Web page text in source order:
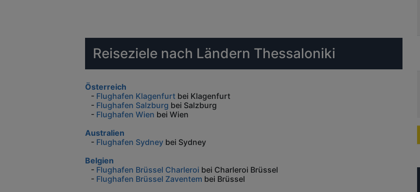
Reiseziele nach Ländern Thessaloniki
Österreich
- Flughafen Klagenfurt bei Klagenfurt
- Flughafen Salzburg bei Salzburg
- Flughafen Wien bei Wien
Australien
- Flughafen Sydney bei Sydney
Belgien
- Flughafen Brüssel Charleroi bei Charleroi Brüssel
- Flughafen Brüssel Zaventem bei Brüssel